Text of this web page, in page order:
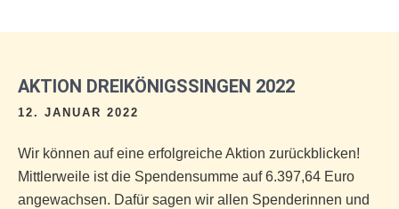
AKTION DREIKÖNIGSSINGEN 2022
12. JANUAR 2022
Wir können auf eine erfolgreiche Aktion zurückblicken!
Mittlerweile ist die Spendensumme auf 6.397,64 Euro
angewachsen. Dafür sagen wir allen Spenderinnen und